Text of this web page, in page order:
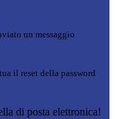
un messaggio
il reset della password
di posta elettronica!